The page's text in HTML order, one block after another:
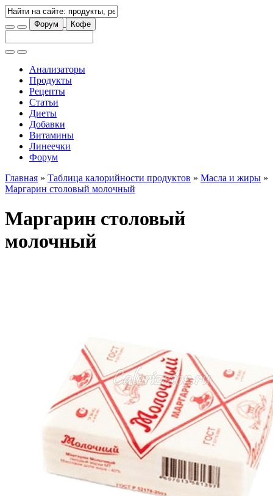
Форум Кофе
Анализаторы
Продукты
Рецепты
Статьи
Диеты
Добавки
Витамины
Линеечки
Форум
Главная » Таблица калорийности продуктов » Масла и жиры »
Маргарин столовый молочный
Маргарин столовый
молочный